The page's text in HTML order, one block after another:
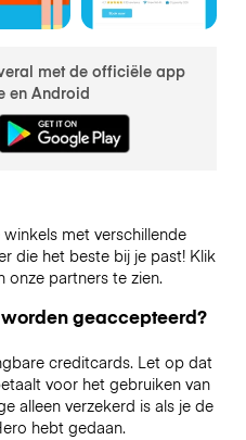
met de officiële app
en Android
met verschillende
die het beste bij je past! Klik
partners te zien.
geaccepteerd?
creditcards. Let op dat
voor het gebruiken van
alleen verzekerd is als je de
hebt gedaan.